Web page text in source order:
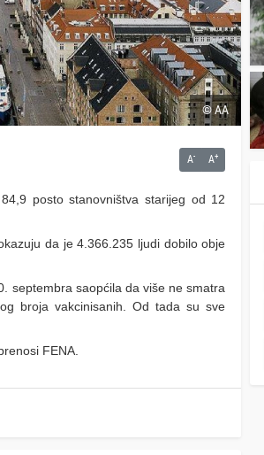
© AA
A- A+
posto stanovništva starijeg od 12
da je 4.366.235 ljudi dobilo obje
septembra saopćila da više ne smatra
broja vakcinisanih. Od tada su sve
FENA.